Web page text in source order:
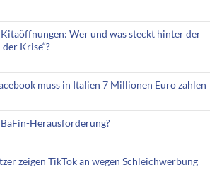
Wer und was steckt hinter der
Krise“?
muss in Italien 7 Millionen Euro zahlen
Herausforderung?
zeigen TikTok an wegen Schleichwerbung